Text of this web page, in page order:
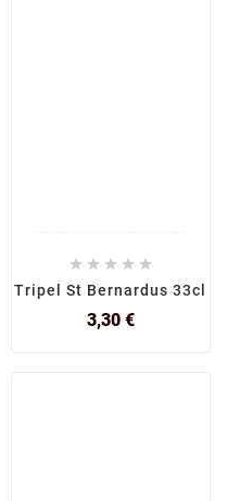
    
Tripel St Bernardus 33cl
3,30 €Prix